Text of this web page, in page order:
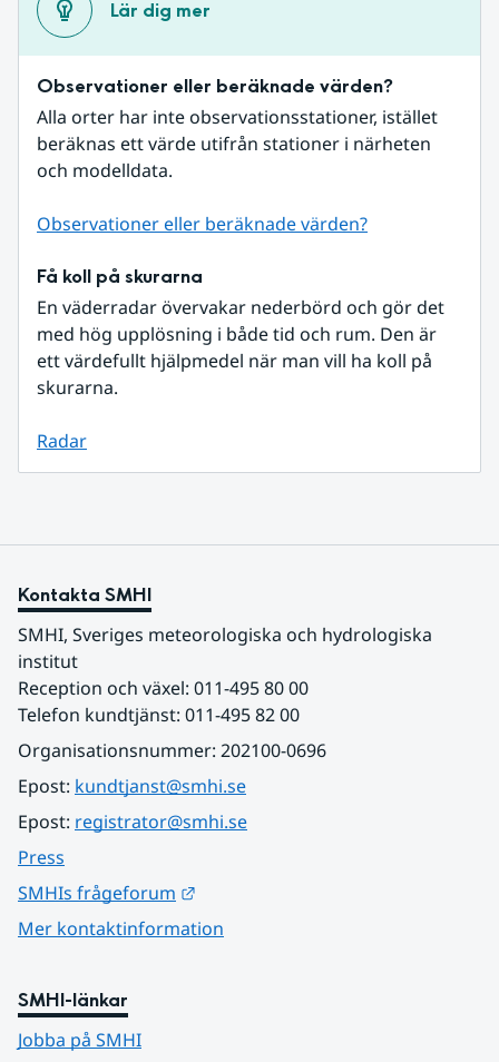
Lär dig mer
Observationer eller beräknade värden?
Alla orter har inte observationsstationer, istället
beräknas ett värde utifrån stationer i närheten
och modelldata.
Observationer eller beräknade värden?
Få koll på skurarna
En väderradar övervakar nederbörd och gör det
med hög upplösning i både tid och rum. Den är
ett värdefullt hjälpmedel när man vill ha koll på
skurarna.
Radar
Kontakta SMHI
SMHI, Sveriges meteorologiska och hydrologiska
institut
Reception och växel: 011-495 80 00
Telefon kundtjänst: 011-495 82 00
Organisationsnummer: 202100-0696
Epost: kundtjanst@smhi.se
Epost: registrator@smhi.se
Press
SMHIs frågeforum
Mer kontaktinformation
SMHI-länkar
Jobba på SMHI